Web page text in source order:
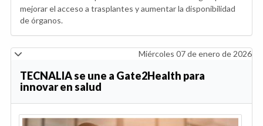
mejorar el acceso a trasplantes y aumentar la disponibilidad
de órganos.
Miércoles 07 de enero de 2026
TECNALIA se une a Gate2Health para
innovar en salud